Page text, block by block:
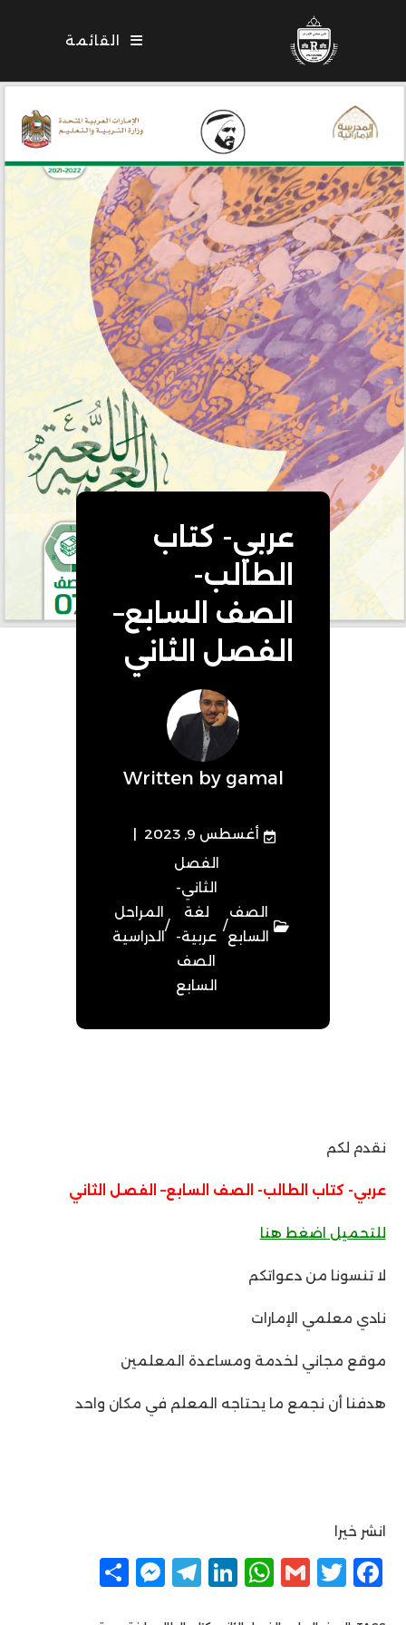
القائمة
عربي- كتاب
الطالب-
الصف السابع–
الفصل الثاني
Written by gamal
أغسطس 9, 2023
الصف
السابع
/
الفصل
الثاني-
لغة
عربية-
الصف
السابع
/
المراحل
الدراسية
نقدم لكم
عربي- كتاب الطالب- الصف السابع– الفصل الثاني
للتحميل اضغط هنا
لا تنسونا من دعواتكم
نادي معلمي الإمارات
موقع مجاني لخدمة ومساعدة المعلمين
هدفنا أن نجمع ما يحتاجه المعلم في مكان واحد
انشر خيرا
F
T
G
W
Li
T
M